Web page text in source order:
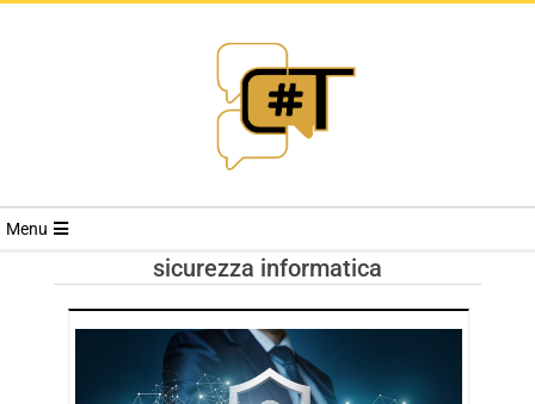
RIVISTA
TRENDS
Menu
sicurezza informatica